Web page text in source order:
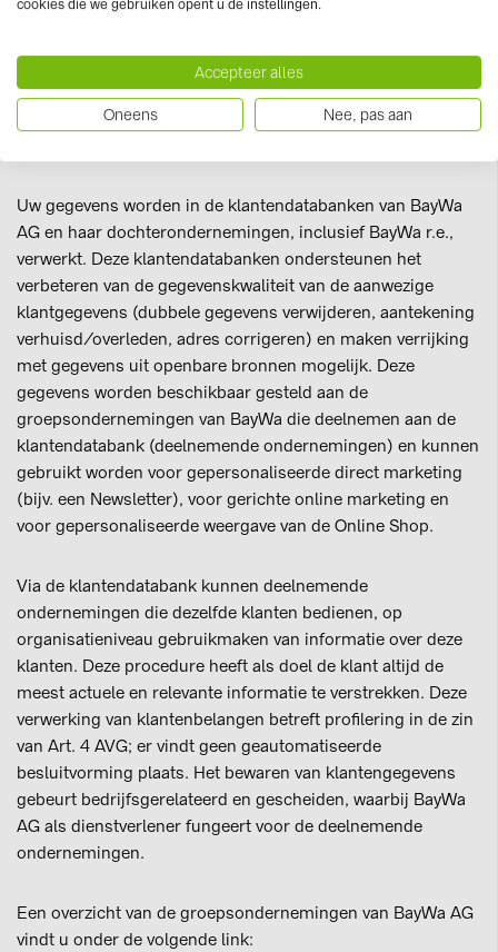
opdrachten te verwerken, ontvangen uw gegevens indien
betreffende opdracht. Dat zijn bijvoorbeeld IT-
dienstverleners, die wij nodig hebben voor de werking en de
beveiliging van ons IT-systeem, en reclame- en
Uw gegevens worden in de klantendatabanken van BayWa
AG en haar dochterondernemingen, inclusief BayWa r.e.,
verwerkt. Deze klantendatabanken ondersteunen het
verbeteren van de gegevenskwaliteit van de aanwezige
klantgegevens (dubbele gegevens verwijderen, aantekening
verhuisd/overleden, adres corrigeren) en maken verrijking
met gegevens uit openbare bronnen mogelijk. Deze
gegevens worden beschikbaar gesteld aan de
groepsondernemingen van BayWa die deelnemen aan de
klantendatabank (deelnemende ondernemingen) en kunnen
gebruikt worden voor gepersonaliseerde direct marketing
(bijv. een Newsletter), voor gerichte online marketing en
voor gepersonaliseerde weergave van de Online Shop.
Via de klantendatabank kunnen deelnemende
ondernemingen die dezelfde klanten bedienen, op
organisatieniveau gebruikmaken van informatie over deze
klanten. Deze procedure heeft als doel de klant altijd de
meest actuele en relevante informatie te verstrekken. Deze
verwerking van klantenbelangen betreft profilering in de zin
van Art. 4 AVG; er vindt geen geautomatiseerde
besluitvorming plaats. Het bewaren van klantengegevens
gebeurt bedrijfsgerelateerd en gescheiden, waarbij BayWa
AG als dienstverlener fungeert voor de deelnemende
ondernemingen.
Een overzicht van de groepsondernemingen van BayWa AG
vindt u onder de volgende link:
cookies die we gebruiken opent u de instellingen.
Accepteer alles
Oneens Nee, pas aan